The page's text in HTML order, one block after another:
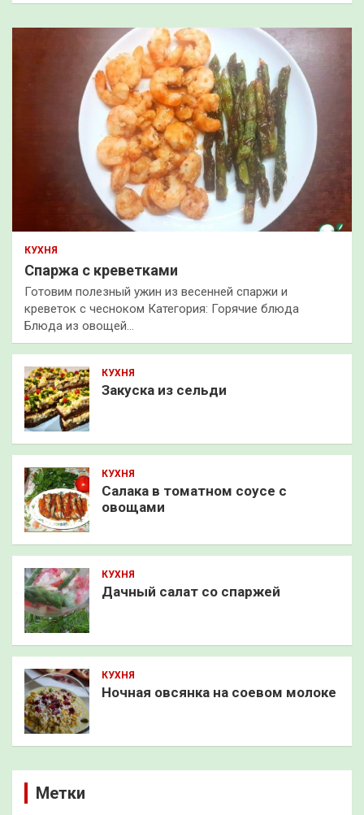
КУХНЯ
Спаржа с креветками
Готовим полезный ужин из весенней спаржи и
креветок с чесноком Категория: Горячие блюда
Блюда из овощей…
КУХНЯ
Закуска из сельди
КУХНЯ
Салака в томатном соусе с
овощами
КУХНЯ
Дачный салат со спаржей
КУХНЯ
Ночная овсянка на соевом молоке
Метки